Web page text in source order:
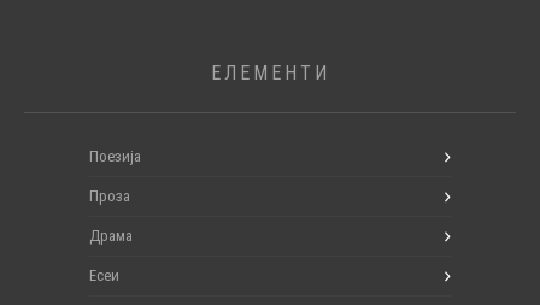
ЕЛЕМЕНТИ
Поезија
Проза
Драма
Есеи